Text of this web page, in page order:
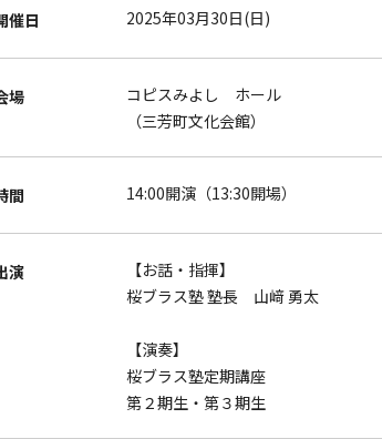
催日 2025年03月30日(日)
場
コピスみよし ホール
（三芳町文化会館）
間 14:00開演（13:30開場）
演
【お話・指揮】
桜ブラス塾 塾長 山﨑 勇太
【演奏】
桜ブラス塾定期講座
第２期生・第３期生